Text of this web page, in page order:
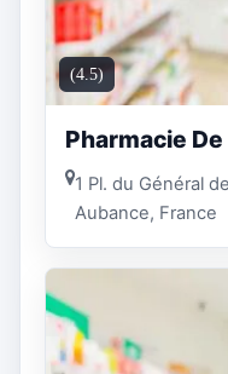
(4.5)
Pharmacie
1 Pl. du Général
Aubance, France